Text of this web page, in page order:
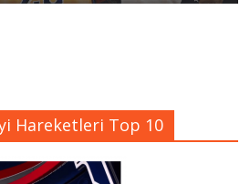
Hareketleri Top 10